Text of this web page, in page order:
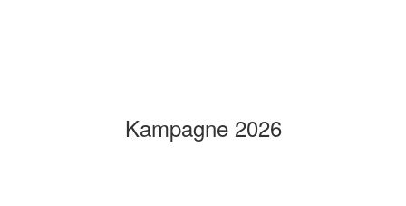
Kampagne 2026